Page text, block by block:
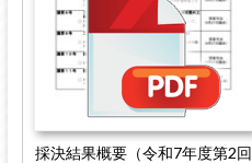
採決結果概要（令和7年度第2回